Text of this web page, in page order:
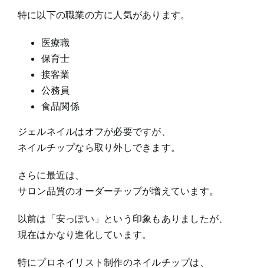
特に以下の職業の方に人気があります。
医療職
保育士
接客業
公務員
食品関係
ジェルネイルはオフが必要ですが、
ネイルチップなら取り外しできます。
さらに最近は、
サロン品質のオーダーチップが増えています。
以前は「安っぽい」という印象もありましたが、
現在はかなり進化しています。
特にプロネイリスト制作のネイルチップは、